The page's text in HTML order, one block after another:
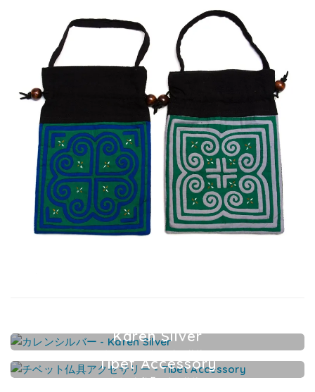
Karen Silver
カレンシルバーアクセサリー
Tibet Accessory
チベット仏具アクセサリー